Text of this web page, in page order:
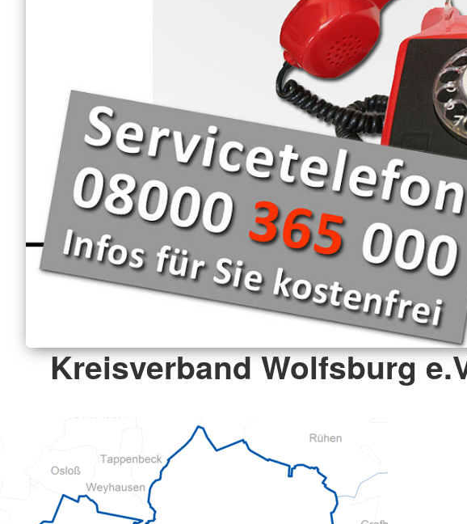
Kreisverband Wolfsburg